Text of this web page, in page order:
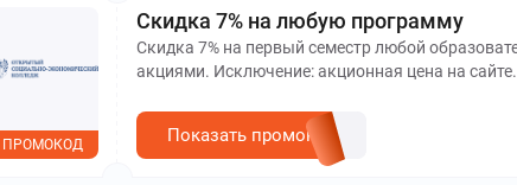
Скидка 7% на любую программу
Скидка 7% на первый семестр любой
акциями. Исключение: акционная цена на сайте.
ПРОМОКОД Показать промокод